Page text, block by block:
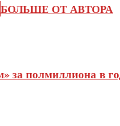
БОЛЬШЕ ОТ АВТОРА
за полмиллиона в